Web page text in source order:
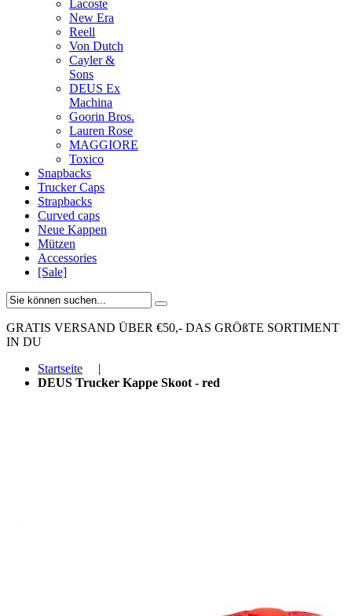
Lacoste
New Era
Reell
Von Dutch
Cayler &
Sons
DEUS Ex
Machina
Goorin Bros.
Lauren Rose
MAGGIORE
Toxico
Snapbacks
Trucker Caps
Strapbacks
Curved caps
Neue Kappen
Mützen
Accessories
[Sale]
GRATIS VERSAND ÜBER €50,- DAS GRÖßTE SORTIMENT
IN DU
Startseite
|
DEUS Trucker Kappe Skoot - red